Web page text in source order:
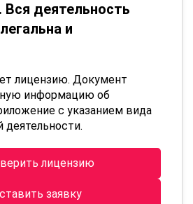
Вся деятельность
и
лицензию. Документ
информацию об
с указанием вида
деятельности.
лицензию
заявку